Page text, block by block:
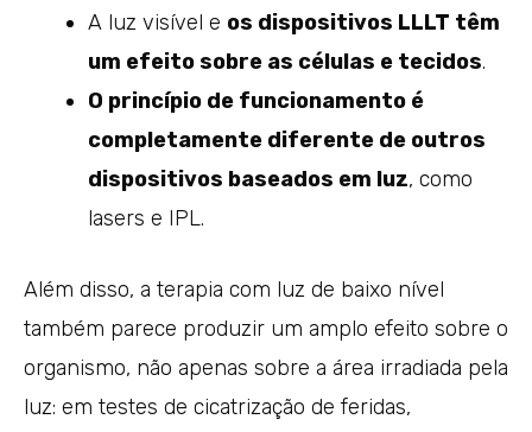
A luz visível e os dispositivos LLLT têm
um efeito sobre as células e tecidos.
O princípio de funcionamento é
completamente diferente de outros
dispositivos baseados em luz, como
lasers e IPL.
Além disso, a terapia com luz de baixo nível
também parece produzir um amplo efeito sobre o
organismo, não apenas sobre a área irradiada pela
luz: em testes de cicatrização de feridas,